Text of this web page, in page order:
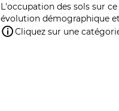
L'occupation des sols sur
évolution démographique
Cliquez sur une